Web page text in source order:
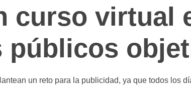
curso virtual
públicos
un reto para la publicidad, ya que todos los